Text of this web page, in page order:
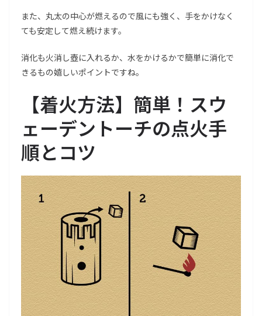
また、丸太の中心が燃えるので風にも強く、手をかけなく
ても安定して燃え続けます。
消化も火消し壺に入れるか、水をかけるかで簡単に消化で
きるもの嬉しいポイントですね。
【着火方法】簡単！スウ
ェーデントーチの点火手
順とコツ